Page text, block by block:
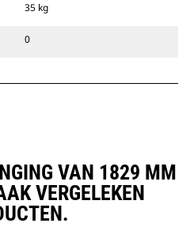
35 kg
0
VAN 1829 MM
VERGELEKEN